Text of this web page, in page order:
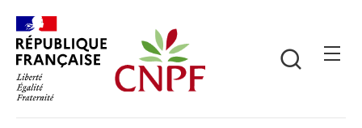
contenu
principal